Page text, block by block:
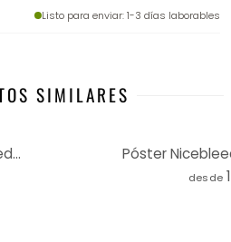
Listo para enviar: 1-3 días laborables
SIMILARES
Póster Espacio: Astronauta en un barco - Nicebleed - Redondo
Póster
desde